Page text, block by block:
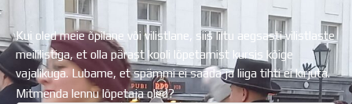
Kui oled meie õpilane või vilistlane, siis liitu aegsasti vilistlaste
meililistiga, et olla pärast kooli lõpetamist kursis kõige
vajalikuga. Lubame, et spämmi ei saada ja liiga tihti ei kirjuta.
Mitmenda lennu lõpetaja oled?